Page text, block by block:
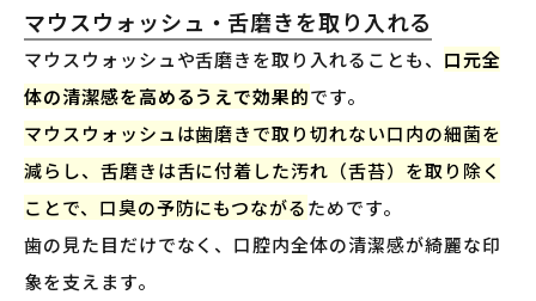
マウスウォッシュ・舌磨きを取り入れる
マウスウォッシュや舌磨きを取り入れることも、 口元全
体の清潔感を高めるうえで効果的です。
マウスウォッシュは歯磨きで取り切れない口内の細菌を
減らし、舌磨きは舌に付着した汚れ（舌苔）を取り除く
ことで、口臭の予防にもつながるためです。
歯の見た目だけでなく、口腔内全体の清潔感が綺麗な印
象を支えます。